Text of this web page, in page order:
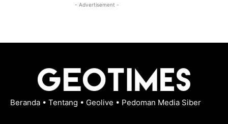
- Advertisement -
Beranda • Tentang • Geolive • Pedoman Media Siber